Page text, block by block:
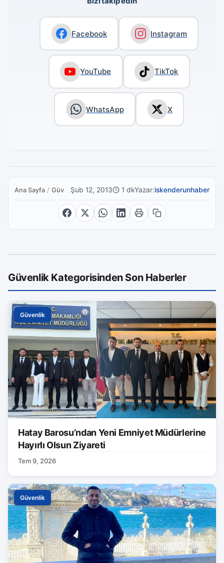
Facebook Instagram
YouTube TikTok
WhatsApp X
Ana Sayfa / GüvenlikŞub 12, 2013 1 dkYazar:iskenderunhaber
Güvenlik Kategorisinden Son Haberler
Güvenlik
Hatay Barosu’ndan Yeni Emniyet Müdürlerine
Hayırlı Olsun Ziyareti
Tem 9, 2026
Güvenlik